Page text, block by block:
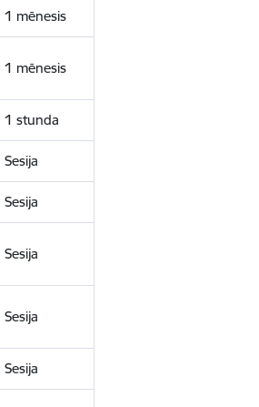
1 mēnesis
1 mēnesis
1 stunda
Sesija
Sesija
Sesija
Sesija
Sesija